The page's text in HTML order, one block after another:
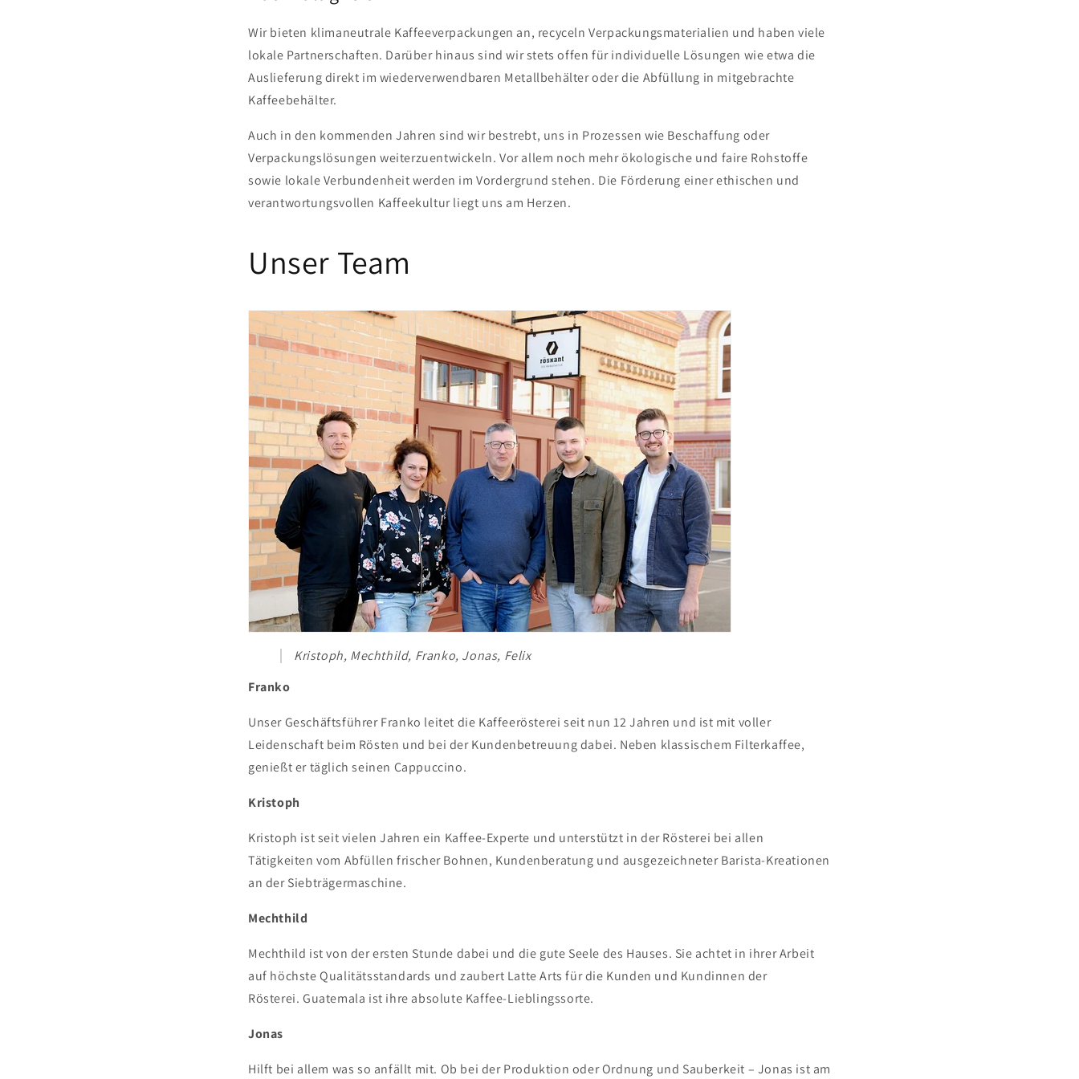
Wir bieten klimaneutrale Kaffeeverpackungen an, recyceln Verpackungsmaterialien und haben viele
lokale Partnerschaften. Darüber hinaus sind wir stets offen für individuelle Lösungen wie etwa die
Auslieferung direkt im wiederverwendbaren Metallbehälter oder die Abfüllung in mitgebrachte
Kaffeebehälter.
Auch in den kommenden Jahren sind wir bestrebt, uns in Prozessen wie Beschaffung oder
Verpackungslösungen weiterzuentwickeln. Vor allem noch mehr ökologische und faire Rohstoffe
sowie lokale Verbundenheit werden im Vordergrund stehen. Die Förderung einer ethischen und
verantwortungsvollen Kaffeekultur liegt uns am Herzen.
Unser Team
Kristoph, Mechthild, Franko, Jonas, Felix
Franko
Unser Geschäftsführer Franko leitet die Kaffeerösterei seit nun 12 Jahren und ist mit voller
Leidenschaft beim Rösten und bei der Kundenbetreuung dabei. Neben klassischem Filterkaffee,
genießt er täglich seinen Cappuccino.
Kristoph
Kristoph ist seit vielen Jahren ein Kaffee-Experte und unterstützt in der Rösterei bei allen
Tätigkeiten vom Abfüllen frischer Bohnen, Kundenberatung und ausgezeichneter Barista-Kreationen
an der Siebträgermaschine.
Mechthild
Mechthild ist von der ersten Stunde dabei und die gute Seele des Hauses. Sie achtet in ihrer Arbeit
auf höchste Qualitätsstandards und zaubert Latte Arts für die Kunden und Kundinnen der
Rösterei. Guatemala ist ihre absolute Kaffee-Lieblingssorte.
Jonas
Hilft bei allem was so anfällt mit. Ob bei der Produktion oder Ordnung und Sauberkeit – Jonas ist am